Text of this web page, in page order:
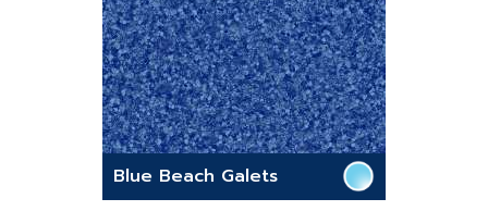
Blue Beach Galets